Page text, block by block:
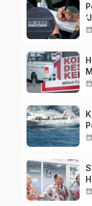
calendar_month
calendar_month
calendar_month
calendar_month